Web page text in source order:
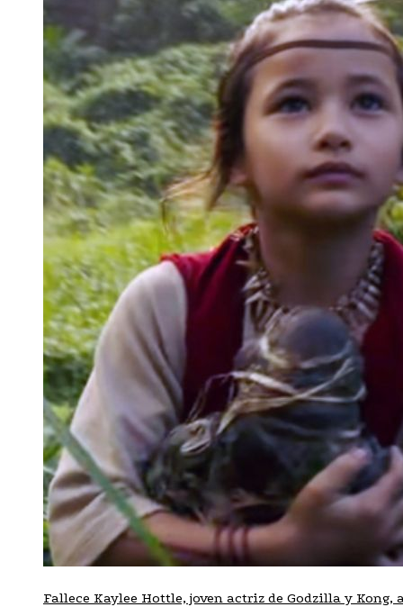
Fallece Kaylee Hottle, joven actriz de Godzilla y Kong,